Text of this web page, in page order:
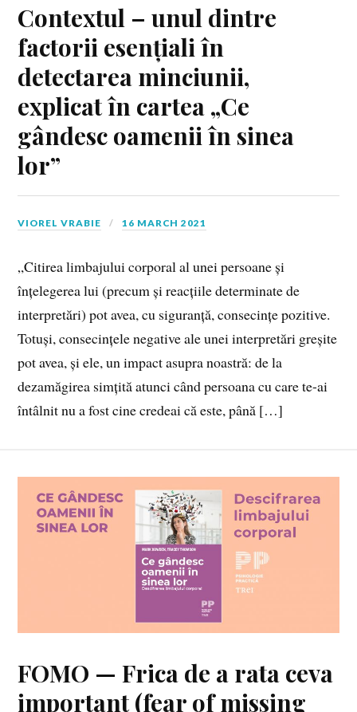
Contextul – unul dintre
factorii esențiali în
detectarea minciunii,
explicat în cartea „Ce
gândesc oamenii în sinea
lor”
VIOREL VRABIE 16 MARCH 2021
„Citirea limbajului corporal al unei persoane și
înțelegerea lui (precum și reacțiile determinate de
interpretări) pot avea, cu siguranță, consecințe pozitive.
Totuși, consecințele negative ale unei interpretări greșite
pot avea, și ele, un impact asupra noastră: de la
dezamăgirea simțită atunci când persoana cu care te-ai
întâlnit nu a fost cine credeai că este, până […]
FOMO — Frica de a rata ceva
important (fear of missing